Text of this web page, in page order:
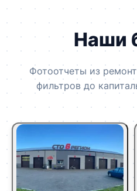
Наши
Фотоотчеты из
фильтров до